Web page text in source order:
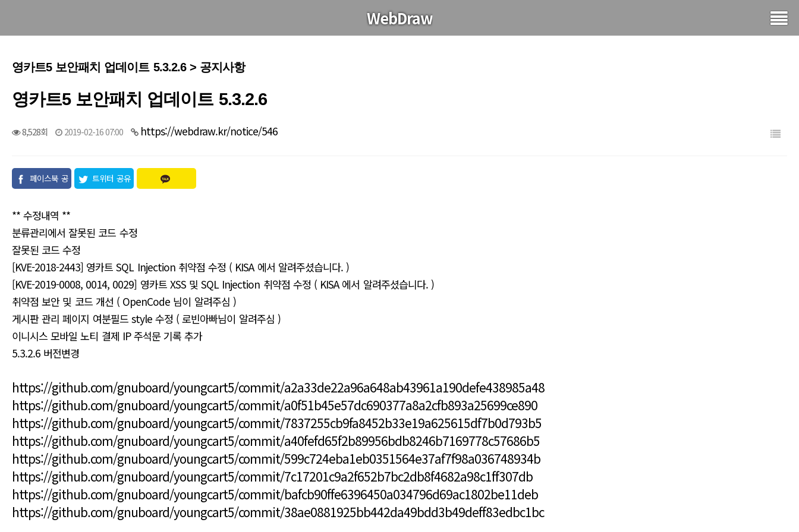
WebDraw
영카트5 보안패치 업데이트 5.3.2.6 > 공지사항
영카트5 보안패치 업데이트 5.3.2.6
8,528회 2019-02-16 07:00 https://webdraw.kr/notice/546
페이스북 공
트위터 공유
** 수정내역 **
분류관리에서 잘못된 코드 수정
잘못된 코드 수정
[KVE-2018-2443] 영카트 SQL Injection 취약점 수정 ( KISA 에서 알려주셨습니다. )
[KVE-2019-0008, 0014, 0029] 영카트 XSS 및 SQL Injection 취약점 수정 ( KISA 에서 알려주셨습니다. )
취약점 보안 및 코드 개선 ( OpenCode 님이 알려주심 )
게시판 관리 페이지 여분필드 style 수정 ( 로빈아빠님이 알려주심 )
이니시스 모바일 노티 결제 IP 주석문 기록 추가
5.3.2.6 버전변경
https://github.com/gnuboard/youngcart5/commit/a2a33de22a96a648ab43961a190defe438985a48
https://github.com/gnuboard/youngcart5/commit/a0f51b45e57dc690377a8a2cfb893a25699ce890
https://github.com/gnuboard/youngcart5/commit/7837255cb9fa8452b33e19a625615df7b0d793b5
https://github.com/gnuboard/youngcart5/commit/a40fefd65f2b89956bdb8246b7169778c57686b5
https://github.com/gnuboard/youngcart5/commit/599c724eba1eb0351564e37af7f98a036748934b
https://github.com/gnuboard/youngcart5/commit/7c17201c9a2f652b7bc2db8f4682a98c1ff307db
https://github.com/gnuboard/youngcart5/commit/bafcb90ffe6396450a034796d69ac1802be11deb
https://github.com/gnuboard/youngcart5/commit/38ae0881925bb442da49bdd3b49deff83edbc1bc